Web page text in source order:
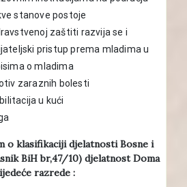
stanove postoje
zaštiti razvija se i
pristup prema mladima u
o mladima
zaraznih bolesti
u kući
o klasifikaciji djelatnosti Bosne i
BiH br,47/10) djelatnost Doma
razrede :